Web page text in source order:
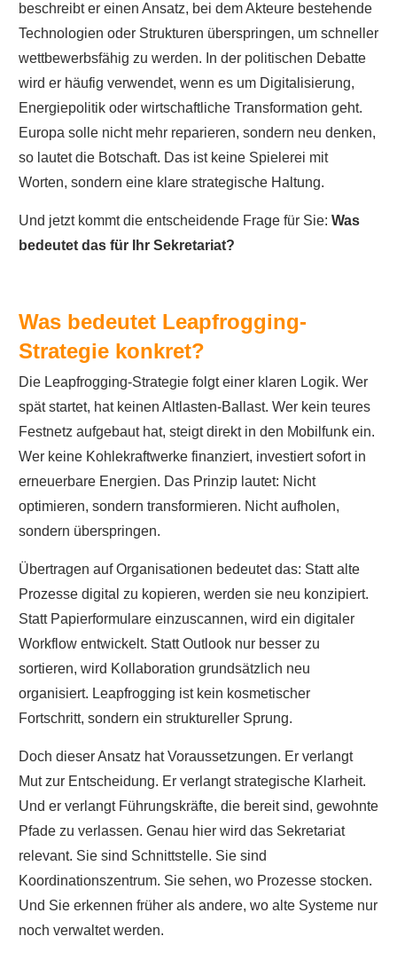
beschreibt er einen Ansatz, bei dem Akteure bestehende
Technologien oder Strukturen überspringen, um schneller
wettbewerbsfähig zu werden. In der politischen Debatte
wird er häufig verwendet, wenn es um Digitalisierung,
Energiepolitik oder wirtschaftliche Transformation geht.
Europa solle nicht mehr reparieren, sondern neu denken,
so lautet die Botschaft. Das ist keine Spielerei mit
Worten, sondern eine klare strategische Haltung.
Und jetzt kommt die entscheidende Frage für Sie: Was
bedeutet das für Ihr Sekretariat?
Was bedeutet Leapfrogging-
Strategie konkret?
Die Leapfrogging-Strategie folgt einer klaren Logik. Wer
spät startet, hat keinen Altlasten-Ballast. Wer kein teures
Festnetz aufgebaut hat, steigt direkt in den Mobilfunk ein.
Wer keine Kohlekraftwerke finanziert, investiert sofort in
erneuerbare Energien. Das Prinzip lautet: Nicht
optimieren, sondern transformieren. Nicht aufholen,
sondern überspringen.
Übertragen auf Organisationen bedeutet das: Statt alte
Prozesse digital zu kopieren, werden sie neu konzipiert.
Statt Papierformulare einzuscannen, wird ein digitaler
Workflow entwickelt. Statt Outlook nur besser zu
sortieren, wird Kollaboration grundsätzlich neu
organisiert. Leapfrogging ist kein kosmetischer
Fortschritt, sondern ein struktureller Sprung.
Doch dieser Ansatz hat Voraussetzungen. Er verlangt
Mut zur Entscheidung. Er verlangt strategische Klarheit.
Und er verlangt Führungskräfte, die bereit sind, gewohnte
Pfade zu verlassen. Genau hier wird das Sekretariat
relevant. Sie sind Schnittstelle. Sie sind
Koordinationszentrum. Sie sehen, wo Prozesse stocken.
Und Sie erkennen früher als andere, wo alte Systeme nur
noch verwaltet werden.